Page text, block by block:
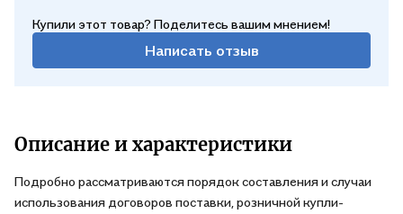
Купили этот товар? Поделитесь вашим мнением!
Написать отзыв
Описание и характеристики
Подробно рассматриваются порядок составления и случаи
использования договоров поставки, розничной купли-